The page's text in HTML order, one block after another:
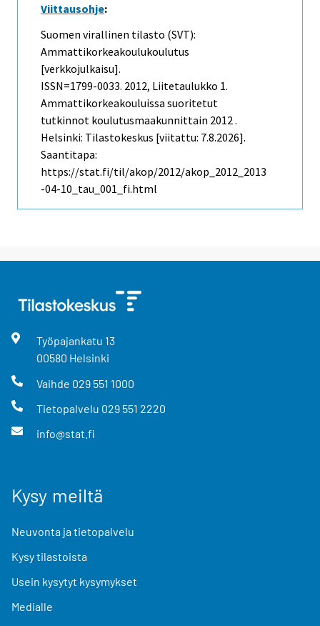
Viittausohje:
Suomen virallinen tilasto (SVT):
Ammattikorkeakoulukoulutus
[verkkojulkaisu].
ISSN=1799-0033. 2012, Liitetaulukko 1.
Ammattikorkeakouluissa suoritetut
tutkinnot koulutusmaakunnittain 2012 .
Helsinki: Tilastokeskus [viitattu: 7.8.2026].
Saantitapa:
https://stat.fi/til/akop/2012/akop_2012_2013
-04-10_tau_001_fi.html
Työpajankatu 13
00580 Helsinki
Vaihde 029 551 1000
Tietopalvelu 029 551 2220
info@stat.fi
Kysy meiltä
Neuvonta ja tietopalvelu
Kysy tilastoista
Usein kysytyt kysymykset
Medialle